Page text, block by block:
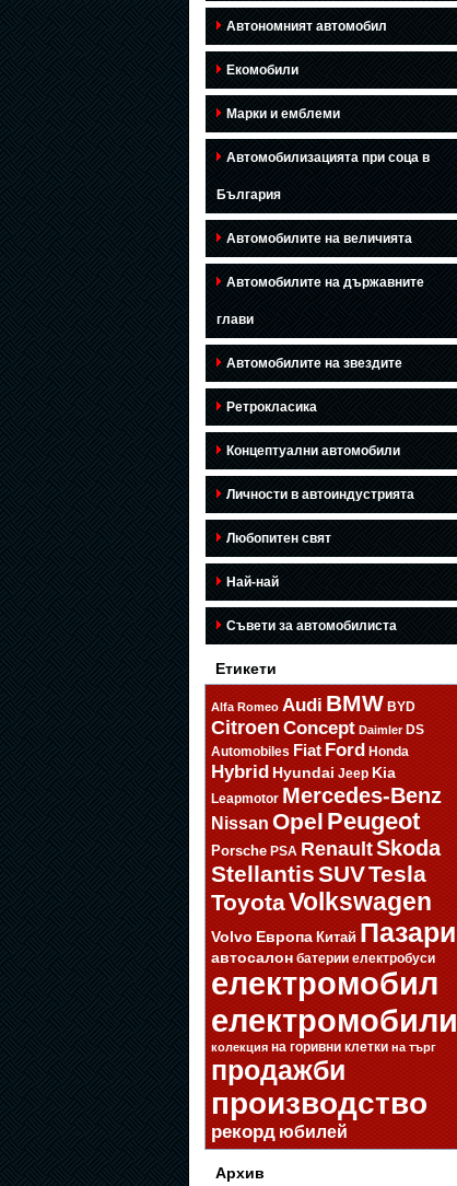
Автономният автомобил
Екомобили
Марки и емблеми
Автомобилизацията при соца в
България
Автомобилите на величията
Автомобилите на държавните
глави
Автомобилите на звездите
Ретрокласика
Концептуални автомобили
Личности в автоиндустрията
Любопитен свят
Най-най
Съвети за автомобилиста
Етикети
Alfa Romeo Audi BMW BYD
Citroen Concept Daimler DS
Automobiles Fiat Ford Honda
HybridHyundai Jeep Kia
Leapmotor Mercedes-Benz
Nissan Opel Peugeot
Porsche PSA RenaultSkoda
StellantisSUVTesla
ToyotaVolkswagen
Volvo Европа Китай Пазари
автосалон батерии електробуси
електромобил
електромобили
колекция на горивни клетки на търг
продажби
производство
рекорд юбилей
Архив